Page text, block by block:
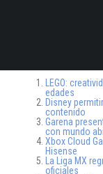
LEGO:
edades
Disney
contenido
Garena
con mundo
Xbox Cloud
Hisense
La Liga MX
oficiales